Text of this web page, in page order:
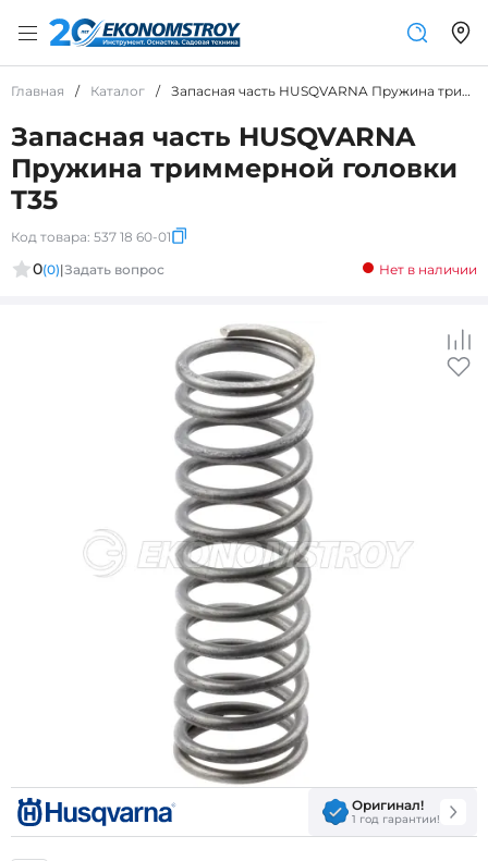
Главная / Каталог / Запасная часть HUSQVARNA Пружина триммерной головки T35
Запасная часть HUSQVARNA
Пружина триммерной головки
T35
Код товара: 537 18 60-01
0(0)|Задать вопрос Нет в наличии
Оригинал!
1 год гарантии!